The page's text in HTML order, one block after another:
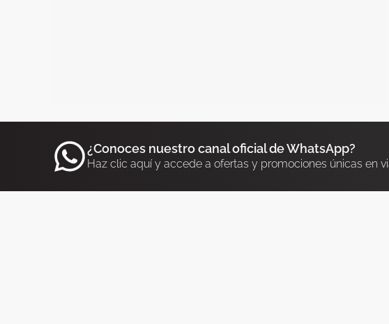
¿Conoces nuestro canal oficial de WhatsApp?
Haz clic aquí y accede a ofertas y promociones únicas en